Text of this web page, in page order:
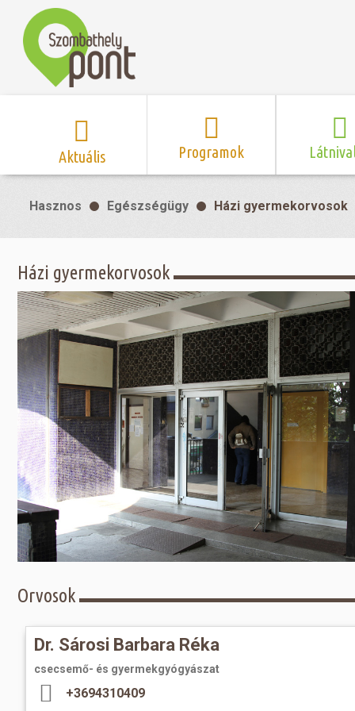
Aktuális Programok
Program naptár
Szent Márton
Mozi
Színház/Tánc
Előadás/Kiállítás
Gyerekeknek
Sport
Buli/Disco
Kiemelt rendezvények
Tanfolyam, képzés
Tábor
Ünnepek,
megemlékezések
Top 10
Szent
Zsidó
most
Fák
Víz
Hírek
Kispályás
Sport és
Egyéb
Labdarúgás
Röplabda
Hasznos Egészségügy Házi gyermekorvosok
Házi gyermekorvosok
Orvosok
Dr. Sárosi Barbara Réka
csecsemő- és gyermekgyógyászat
+3694310409